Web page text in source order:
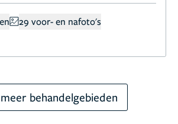
29 voor- en nafoto's
behandelgebieden